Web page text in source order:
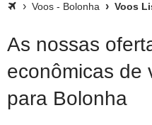
Voos - Bolonha Voos
As nossas
econômicas de
para Bolonha